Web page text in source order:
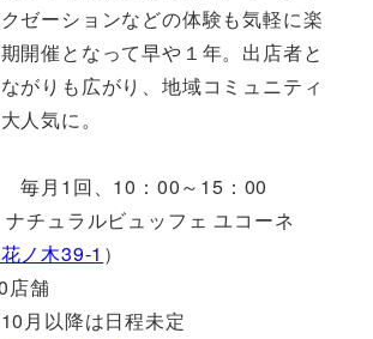
ゼーションなどの体験も気軽に楽
開催となって早や１年。出店者と
がりも広がり、地域コミュニティ
人気に。
1回、10：00～15：00
ュラルビュッフェ ユコーネ
ノ木39-1 ）
店舗
月以降は日程未定